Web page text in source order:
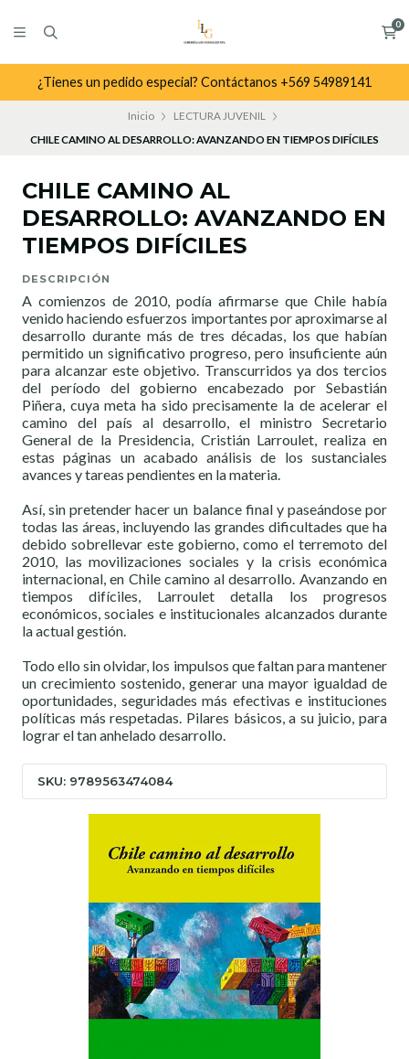
0
¿Tienes un pedido especial? Contáctanos +569 54989141
Inicio
LECTURA JUVENIL
CHILE CAMINO AL DESARROLLO: AVANZANDO EN TIEMPOS DIFÍCILES
CHILE CAMINO AL
DESARROLLO: AVANZANDO EN
TIEMPOS DIFÍCILES
DESCRIPCIÓN
A comienzos de 2010, podía afirmarse que Chile había
venido haciendo esfuerzos importantes por aproximarse al
desarrollo durante más de tres décadas, los que habían
permitido un significativo progreso, pero insuficiente aún
para alcanzar este objetivo. Transcurridos ya dos tercios
del período del gobierno encabezado por Sebastián
Piñera, cuya meta ha sido precisamente la de acelerar el
camino del país al desarrollo, el ministro Secretario
General de la Presidencia, Cristián Larroulet, realiza en
estas páginas un acabado análisis de los sustanciales
avances y tareas pendientes en la materia.
Así, sin pretender hacer un balance final y paseándose por
todas las áreas, incluyendo las grandes dificultades que ha
debido sobrellevar este gobierno, como el terremoto del
2010, las movilizaciones sociales y la crisis económica
internacional, en Chile camino al desarrollo. Avanzando en
tiempos difíciles, Larroulet detalla los progresos
económicos, sociales e institucionales alcanzados durante
la actual gestión.
Todo ello sin olvidar, los impulsos que faltan para mantener
un crecimiento sostenido, generar una mayor igualdad de
oportunidades, seguridades más efectivas e instituciones
políticas más respetadas. Pilares básicos, a su juicio, para
lograr el tan anhelado desarrollo.
SKU: 9789563474084